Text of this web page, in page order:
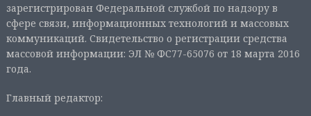
зарегистрирован Федеральной службой по надзору в
сфере связи, информационных технологий и массовых
коммуникаций. Свидетельство о регистрации средства
массовой информации: ЭЛ № ФС77-65076 от 18 марта 2016
года.
Главный редактор: